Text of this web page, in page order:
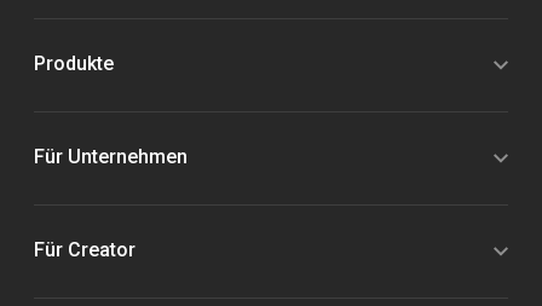
Produkte
Für Unternehmen
Für Creator